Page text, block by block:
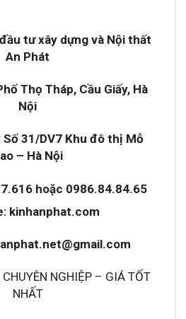
tư xây dựng và Nội thất
An Phát
Thọ Tháp, Cầu Giấy, Hà
Nội
31/DV7 Khu đô thị Mỗ
– Hà Nội
hoặc 0986.84.84.65
kinhanphat.com
NGHIỆP – GIÁ TỐT
NHẤT